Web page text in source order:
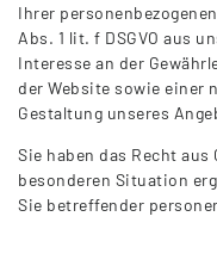
Ihrer
Abs. 1 lit. f DSGVO aus
Interesse an der
der Website sowie einer
Gestaltung unseres
Sie haben das Recht
besonderen Situation
Sie betreffender